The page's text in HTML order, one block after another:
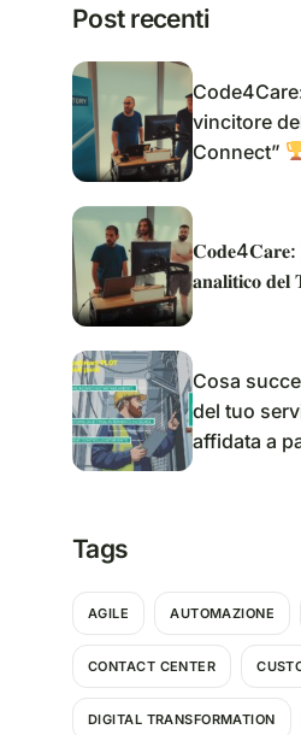
Post recenti
vincitore
Connect”
𝐂𝐨𝐝𝐞4𝐂𝐚𝐫𝐞:
𝐚𝐧𝐚𝐥𝐢𝐭𝐢𝐜𝐨
Cosa
del tuo
affidata a
Tags
AGILE AUTOMAZIONE
CONTACT CENTER
DIGITAL TRANSFORMATION